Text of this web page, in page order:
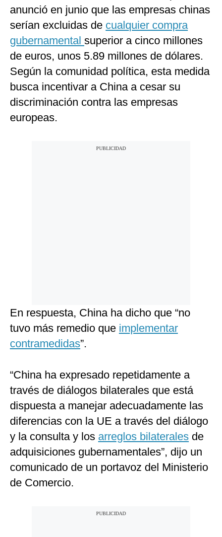
anunció en junio que las empresas chinas
serían excluidas de cualquier compra
gubernamental superior a cinco millones
de euros, unos 5.89 millones de dólares.
Según la comunidad política, esta medida
busca incentivar a China a cesar su
discriminación contra las empresas
europeas.
En respuesta, China ha dicho que “no
tuvo más remedio que implementar
contramedidas”.
“China ha expresado repetidamente a
través de diálogos bilaterales que está
dispuesta a manejar adecuadamente las
diferencias con la UE a través del diálogo
y la consulta y los arreglos bilaterales de
adquisiciones gubernamentales”, dijo un
comunicado de un portavoz del Ministerio
de Comercio.